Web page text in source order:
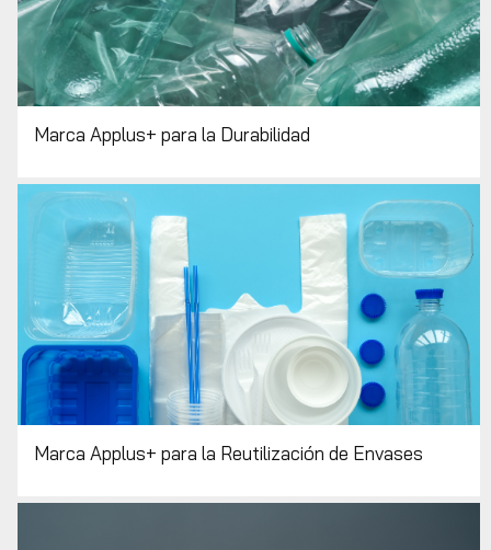
Marca Applus+ para la Durabilidad
Marca Applus+ para la Reutilización de Envases